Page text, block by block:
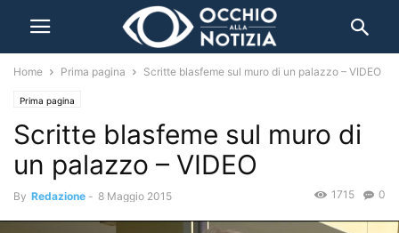
Home Prima pagina Scritte blasfeme sul muro di un palazzo – VIDEO
Prima pagina
Scritte blasfeme sul muro di
un palazzo – VIDEO
By Redazione - 8 Maggio 2015 0
1715